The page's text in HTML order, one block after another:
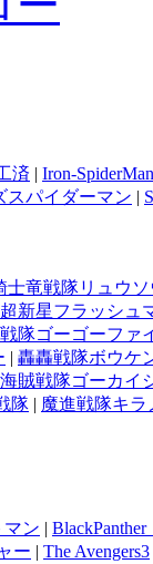
済 | Iron-SpiderMan
スパイダーマン |
士竜戦隊リュウ
超新星フラッシュ
隊ゴーゴーファ
| 轟轟戦隊ボウケ
海賊戦隊ゴーカイ
隊 | 魔進戦隊キラ
マン |
ー | The Avengers3